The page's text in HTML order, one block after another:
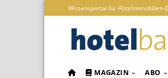
Wissensportal für Hotelimmobilien-
MAGAZIN ABO